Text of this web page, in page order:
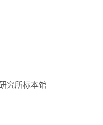
究所标本馆